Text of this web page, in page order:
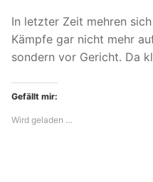
In letzter Zeit mehren
Kämpfe gar nicht mehr
sondern vor Gericht. Da
Gefällt mir:
Wird geladen …